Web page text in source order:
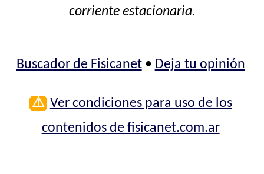
corriente estacionaria.
Buscador de Fisicanet• Deja tu opinión
⚠ Ver condiciones para uso de los
contenidos de fisicanet.com.ar